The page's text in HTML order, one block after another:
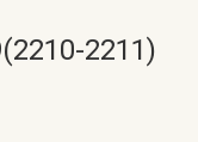
2211)